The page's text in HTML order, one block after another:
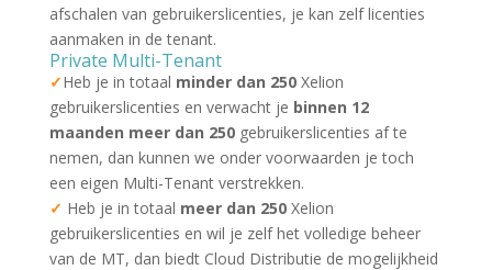
afschalen van gebruikerslicenties, je kan zelf licenties
aanmaken in de tenant.
Private Multi-Tenant
✓Heb je in totaal minder dan 250Xelion
gebruikerslicenties en verwacht je binnen 12
maanden meer dan 250gebruikerslicenties af te
nemen, dan kunnen we onder voorwaarden je toch
een eigen Multi-Tenant verstrekken.
✓ Heb je in totaal meer dan 250Xelion
gebruikerslicenties en wil je zelf het volledige beheer
van de MT, dan biedt Cloud Distributie de mogelijkheid